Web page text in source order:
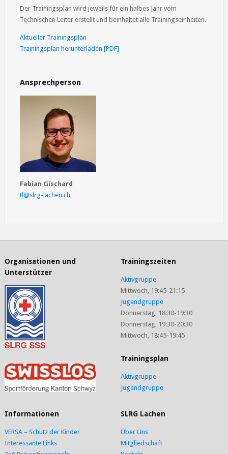
Der Trainingsplan wird jeweils für ein halbes Jahr vom
Technischen Leiter erstellt und beinhaltet alle Trainingseinheiten.
Aktueller Trainingsplan
Trainingsplan herunterladen [PDF]
Ansprechperson
Fabian Gischard
tl@slrg-lachen.ch
Organisationen und
Unterstützer
Trainingszeiten
Aktivgruppe
Mittwoch, 19:45-21:15
Jugendgruppe
Donnerstag, 18:30-19:30
Donnerstag, 19:30-20:30
Mittwoch, 18:45-19:45
Trainingsplan
Aktivgruppe
Jugendgruppe
Informationen
VERSA – Schutz der Kinder
Interessante Links
SLRG Lachen
Über Uns
Mitgliedschaft